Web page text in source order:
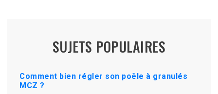
SUJETS POPULAIRES
Comment bien régler son poêle à granulés
MCZ ?